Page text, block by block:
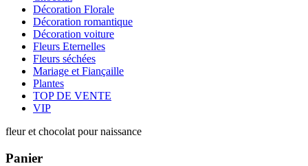
Décoration Florale
Décoration romantique
Décoration voiture
Fleurs Eternelles
Fleurs séchées
Mariage et Fiançaille
Plantes
TOP DE VENTE
VIP
fleur et chocolat pour naissance
Panier